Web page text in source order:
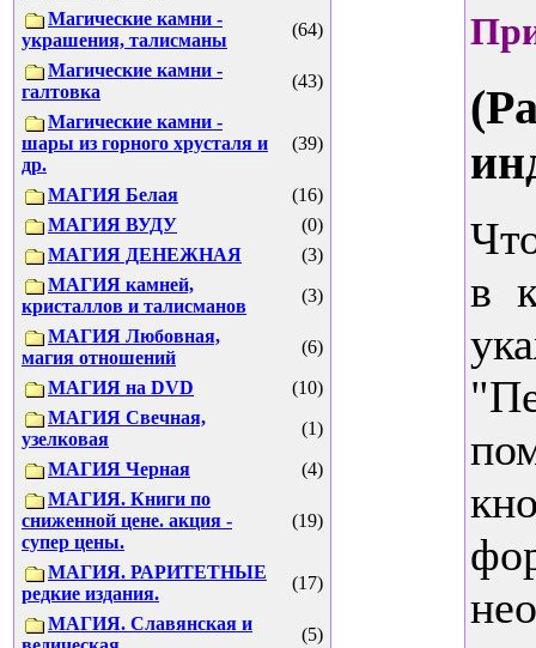
Магические камни -
украшения, талисманы
(64)
Магические камни -
галтовка
(43)
Магические камни -
шары из горного хрусталя и
др.
(39)
МАГИЯ Белая
(16)
МАГИЯ ВУДУ
(0)
МАГИЯ ДЕНЕЖНАЯ
(3)
МАГИЯ камней,
кристаллов и талисманов
(3)
МАГИЯ Любовная,
магия отношений
(6)
МАГИЯ на DVD
(10)
МАГИЯ Свечная,
узелковая
(1)
МАГИЯ Черная
(4)
МАГИЯ. Книги по
сниженной цене. акция -
супер цены.
(19)
МАГИЯ. РАРИТЕТНЫЕ
редкие издания.
(17)
МАГИЯ. Славянская и
(5)
в